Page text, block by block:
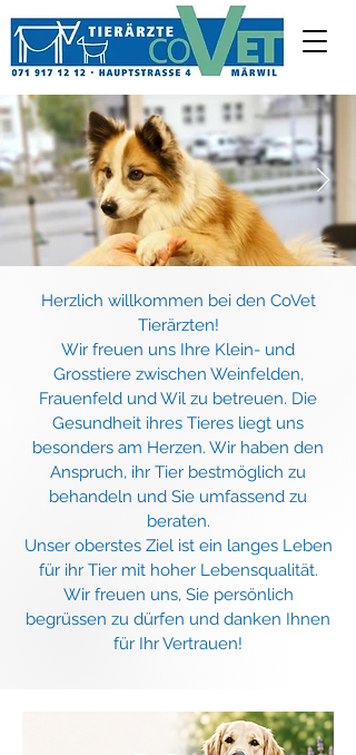
Herzlich willkommen bei den CoVet
Tierärzten!
Wir freuen uns Ihre Klein- und
Grosstiere zwischen Weinfelden,
Frauenfeld und Wil zu betreuen. Die
Gesundheit ihres Tieres liegt uns
besonders am Herzen. Wir haben den
Anspruch, ihr Tier bestmöglich zu
behandeln und Sie umfassend zu
beraten.
Unser oberstes Ziel ist ein langes Leben
für ihr Tier mit hoher Lebensqualität.
Wir freuen uns, Sie persönlich
begrüssen zu dürfen und danken Ihnen
für Ihr Vertrauen!